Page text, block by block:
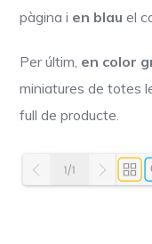
pàgina i en blau el
Per últim, en color
miniatures de totes
full de producte.